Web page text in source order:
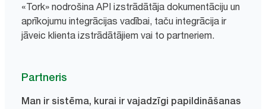
«Tork» nodrošina API izstrādātāja dokumentāciju un
aprīkojumu integrācijas vadībai, taču integrācija ir
jāveic klienta izstrādātājiem vai to partneriem.
Partneris
Man ir sistēma, kurai ir vajadzīgi papildināšanas